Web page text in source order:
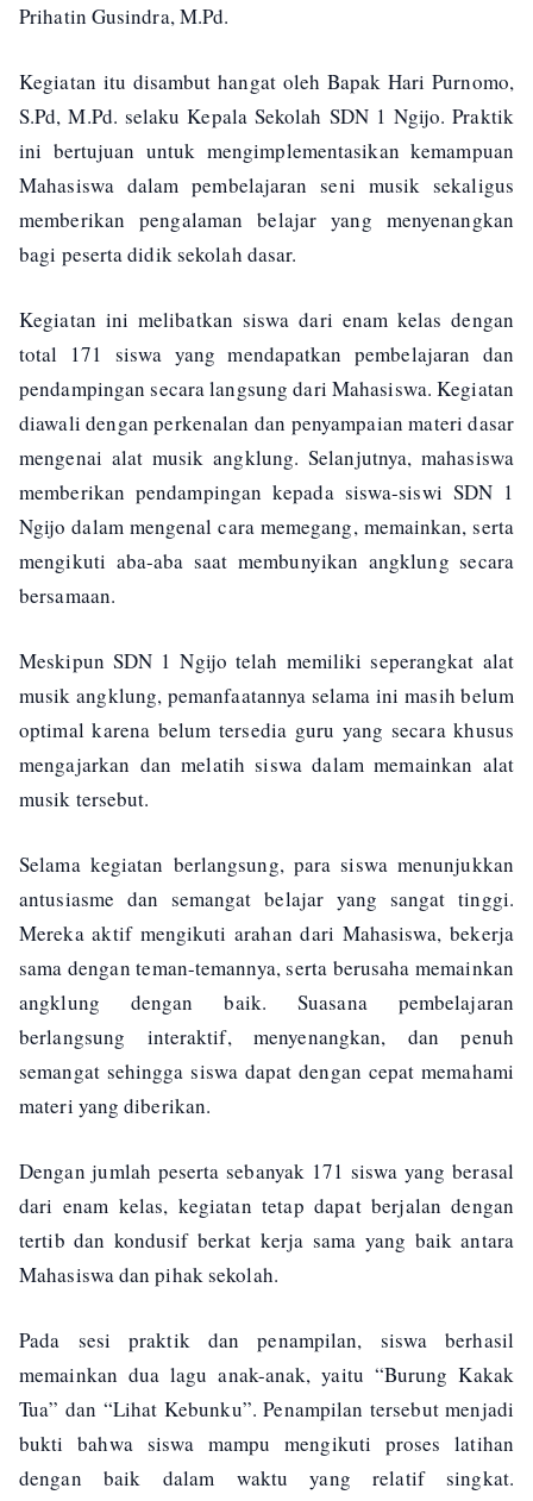
Prihatin Gusindra, M.Pd.
Kegiatan itu disambut hangat oleh Bapak Hari Purnomo,
S.Pd, M.Pd. selaku Kepala Sekolah SDN 1 Ngijo. Praktik
ini bertujuan untuk mengimplementasikan kemampuan
Mahasiswa dalam pembelajaran seni musik sekaligus
memberikan pengalaman belajar yang menyenangkan
bagi peserta didik sekolah dasar.
Kegiatan ini melibatkan siswa dari enam kelas dengan
total 171 siswa yang mendapatkan pembelajaran dan
pendampingan secara langsung dari Mahasiswa. Kegiatan
diawali dengan perkenalan dan penyampaian materi dasar
mengenai alat musik angklung. Selanjutnya, mahasiswa
memberikan pendampingan kepada siswa-siswi SDN 1
Ngijo dalam mengenal cara memegang, memainkan, serta
mengikuti aba-aba saat membunyikan angklung secara
bersamaan.
Meskipun SDN 1 Ngijo telah memiliki seperangkat alat
musik angklung, pemanfaatannya selama ini masih belum
optimal karena belum tersedia guru yang secara khusus
mengajarkan dan melatih siswa dalam memainkan alat
musik tersebut.
Selama kegiatan berlangsung, para siswa menunjukkan
antusiasme dan semangat belajar yang sangat tinggi.
Mereka aktif mengikuti arahan dari Mahasiswa, bekerja
sama dengan teman-temannya, serta berusaha memainkan
angklung dengan baik. Suasana pembelajaran
berlangsung interaktif, menyenangkan, dan penuh
semangat sehingga siswa dapat dengan cepat memahami
materi yang diberikan.
Dengan jumlah peserta sebanyak 171 siswa yang berasal
dari enam kelas, kegiatan tetap dapat berjalan dengan
tertib dan kondusif berkat kerja sama yang baik antara
Mahasiswa dan pihak sekolah.
Pada sesi praktik dan penampilan, siswa berhasil
memainkan dua lagu anak-anak, yaitu “Burung Kakak
Tua” dan “Lihat Kebunku”. Penampilan tersebut menjadi
bukti bahwa siswa mampu mengikuti proses latihan
dengan baik dalam waktu yang relatif singkat.